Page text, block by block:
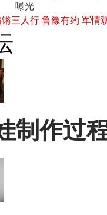
曝光
锵三人行 鲁豫有约 军情
制作过